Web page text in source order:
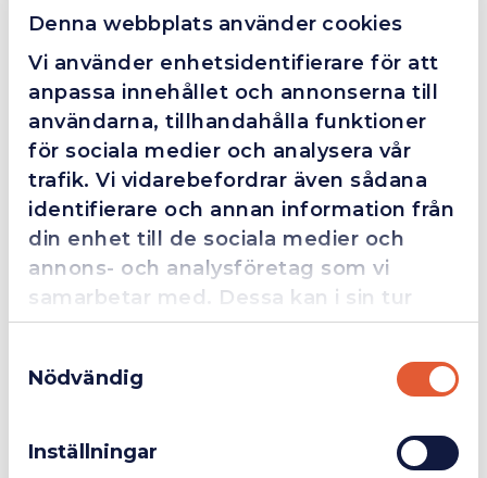
Denna webbplats använder cookies
Vi använder enhetsidentifierare för att
anpassa innehållet och annonserna till
användarna, tillhandahålla funktioner
för sociala medier och analysera vår
trafik. Vi vidarebefordrar även sådana
identifierare och annan information från
din enhet till de sociala medier och
annons- och analysföretag som vi
samarbetar med. Dessa kan i sin tur
kombinera informationen med annan
information som du har tillhandahållit
eller som de har samlat in när du har
Nödvändig
Inställningar
Exkl. moms
Privatperson Inkl. moms
4.4
FM
Fredrik Magnusson
2025-10-02
Grym service!
Dom här grabbarna är definitionen av serviceminded.
Trots en billigare order, som det blev lite strul med,
så agerade dom blixtsnabbt och löste det långt över
förväntan. Hade kontakt med Alexander, som förtjänar
en extra guldstjärna.
❮